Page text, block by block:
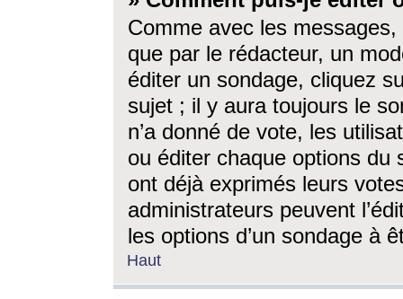
Comme avec les
que par le rédacteur, un
éditer un sondage, cliquez
sujet ; il y aura toujours le
n’a donné de vote, les
ou éditer chaque options du
ont déjà exprimés leurs
administrateurs peuvent
les options d’un sondage à
Haut